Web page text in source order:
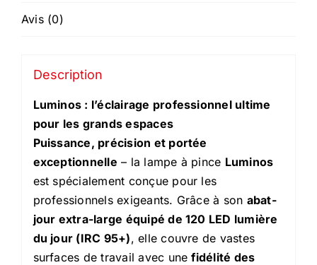
Avis (0)
Description
Luminos : l’éclairage professionnel ultime
pour les grands espaces
Puissance, précision et portée
exceptionnelle – la lampe à pince Luminos
est spécialement conçue pour les
professionnels exigeants. Grâce à son abat-
jour extra-large équipé de 120 LED lumière
du jour (IRC 95+), elle couvre de vastes
surfaces de travail avec unefidélité des